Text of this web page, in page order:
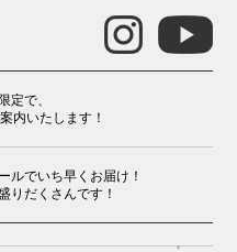
定で、
内いたします！
ルでいち早くお届け！
りだくさんです！